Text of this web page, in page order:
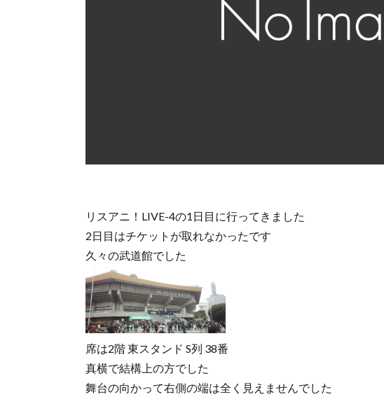
リスアニ！LIVE-4の1日目に行ってきました
2日目はチケットが取れなかったです
久々の武道館でした
席は2階 東スタンド S列 38番
真横で結構上の方でした
舞台の向かって右側の端は全く見えませんでした